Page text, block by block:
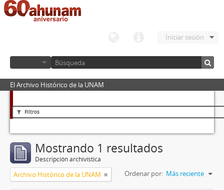
Iniciar sesión
El Archivo Histórico de la UNAM
Filtros
Mostrando 1 resultados
Descripción archivística
Archivo Histórico de la UNAM Ordenar por: Más reciente